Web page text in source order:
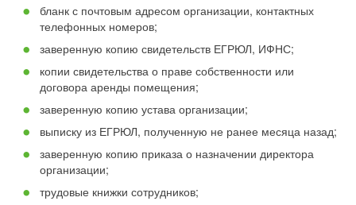
бланк с почтовым адресом организации, контактных
телефонных номеров;
заверенную копию свидетельств ЕГРЮЛ, ИФНС;
копии свидетельства о праве собственности или
договора аренды помещения;
заверенную копию устава организации;
выписку из ЕГРЮЛ, полученную не ранее месяца назад;
заверенную копию приказа о назначении директора
организации;
трудовые книжки сотрудников;